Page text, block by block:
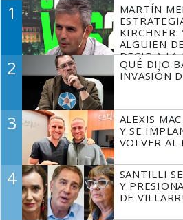
1
MARTÍN
KIRCHNER:
ALGUIEN
DECIR A LA
TIENE QUE
2
QUÉ DIJO
INVASIÓN
3
ALEXIS
Y SE
VOLVER AL
4
SANTILLI
Y
DE